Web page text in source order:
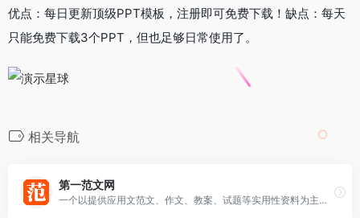
优点：每日更新顶级PPT模板，注册即可免费下载！缺点：每天
只能免费下载3个PPT，但也足够日常使用了。
相关导航
第一范文网
一个以提供应用文范文、作文、教案、试题等实用性资料为主的网站